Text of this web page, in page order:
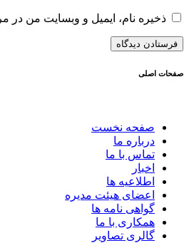
ذخیره نام، ایمیل و وبسایت من در
صفحات اصلی
صفحه نخست
درباره ما
تماس با ما
اخبار
اطلاعیه ها
اعضای هیئت مدیره
گواهی نامه ها
همکاری با ما
گالری تصاویر